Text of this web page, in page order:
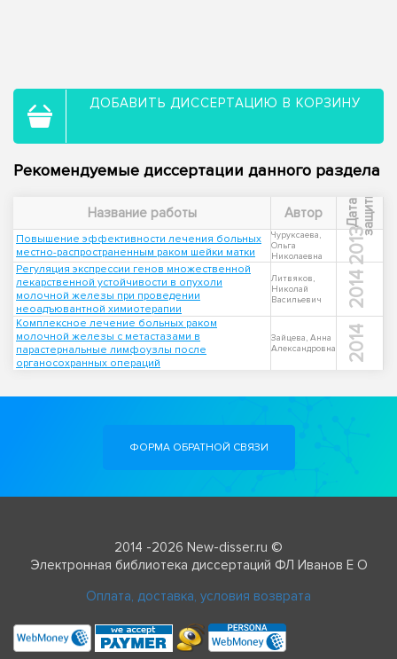
ДОБАВИТЬ ДИССЕРТАЦИЮ В КОРЗИНУ
Рекомендуемые диссертации данного раздела
Название работы Автор Д
а
т
а
з
а
щ
и
т ы
Повышение эффективности лечения больных
местно-распространенным раком шейки матки
Чуруксаева,
Ольга
Николаевна
2013
Регуляция экспрессии генов множественной
лекарственной устойчивости в опухоли
молочной железы при проведении
неоадъювантной химиотерапии
Литвяков,
Николай
Васильевич
2014
Комплексное лечение больных раком
молочной железы с метастазами в
парастернальные лимфоузлы после
органосохранных операций
Зайцева, Анна
Александровна
2014
ФОРМА ОБРАТНОЙ СВЯЗИ
2014 -2026 New-disser.ru ©
Электронная библиотека диссертаций ФЛ Иванов Е О
Оплата, доставка, условия возврата